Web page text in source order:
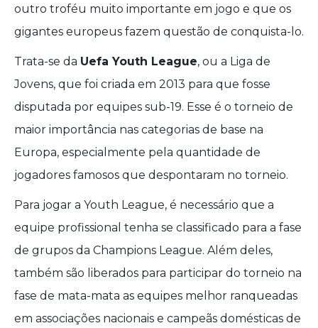
outro troféu muito importante em jogo e que os
gigantes europeus fazem questão de conquista-lo.
Trata-se da Uefa Youth League, ou a Liga de
Jovens, que foi criada em 2013 para que fosse
disputada por equipes sub-19. Esse é o torneio de
maior importância nas categorias de base na
Europa, especialmente pela quantidade de
jogadores famosos que despontaram no torneio.
Para jogar a Youth League, é necessário que a
equipe profissional tenha se classificado para a fase
de grupos da Champions League. Além deles,
também são liberados para participar do torneio na
fase de mata-mata as equipes melhor ranqueadas
em associações nacionais e campeãs domésticas de